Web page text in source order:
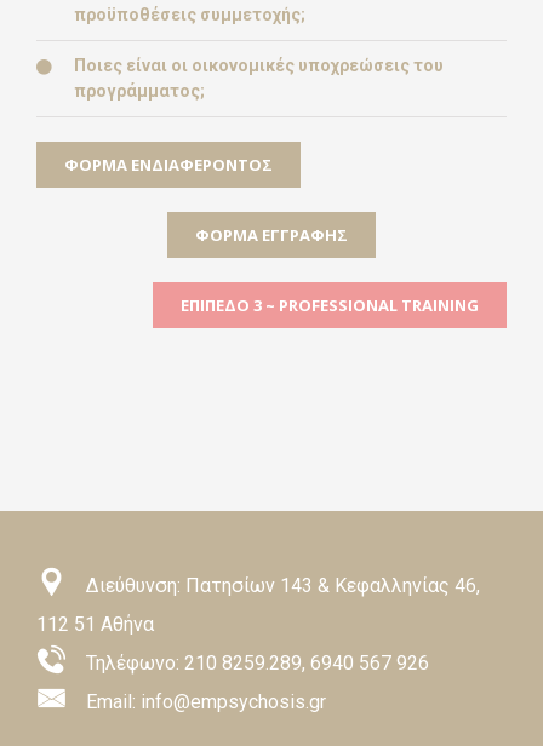
προϋποθέσεις συμμετοχής;
Ποιες είναι οι οικονομικές υποχρεώσεις του
προγράμματος;
ΦΌΡΜΑ ΕΝΔΙΑΦΈΡΟΝΤΟΣ
ΦΌΡΜΑ ΕΓΓΡΑΦΉΣ
ΕΠΊΠΕΔΟ 3 ~ PROFESSIONAL TRAINING
Διεύθυνση: Πατησίων 143 & Κεφαλληνίας 46,
112 51 Αθήνα
Τηλέφωνο: 210 8259.289, 6940 567 926
Email: info@empsychosis.gr